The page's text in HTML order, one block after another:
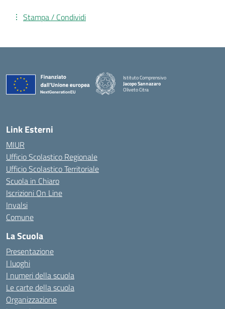
Stampa / Condividi
Istituto Comprensivo
Jacopo Sannazaro
Oliveto Citra
Link Esterni
MIUR
Ufficio Scolastico Regionale
Ufficio Scolastico Territoriale
Scuola in Chiaro
Iscrizioni On Line
Invalsi
Comune
La Scuola
Presentazione
I luoghi
I numeri della scuola
Le carte della scuola
Organizzazione